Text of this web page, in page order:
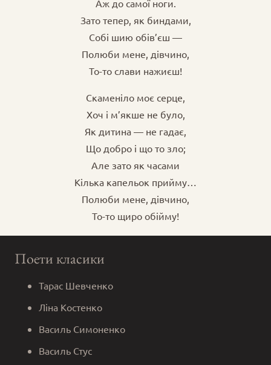
Аж до самої ноги.
Зато тепер, як биндами,
Собі шию обів’єш —
Полюби мене, дівчино,
То-то слави нажиєш!
Скаменіло моє серце,
Хоч і м’якше не було,
Як дитина — не гадає,
Що добро і що то зло;
Але зато як часами
Кілька капельок прийму…
Полюби мене, дівчино,
То-то щиро обійму!
Поети класики
Тарас Шевченко
Ліна Костенко
Василь Симоненко
Василь Стус